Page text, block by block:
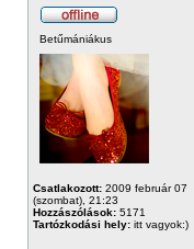
Betűmániákus
Csatlakozott: 2009 február 07
(szombat), 21:23
Hozzászólások: 5171
Tartózkodási hely: itt vagyok:)